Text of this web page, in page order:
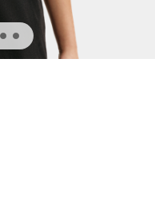
1 von 1 an.